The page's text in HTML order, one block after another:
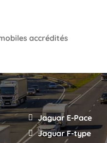
accrédités
Jaguar E-Pace
Jaguar F-type